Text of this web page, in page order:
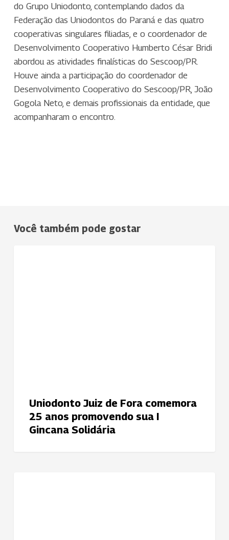
do Grupo Uniodonto, contemplando dados da
Federação das Uniodontos do Paraná e das quatro
cooperativas singulares filiadas, e o coordenador de
Desenvolvimento Cooperativo Humberto César Bridi
abordou as atividades finalísticas do Sescoop/PR.
Houve ainda a participação do coordenador de
Desenvolvimento Cooperativo do Sescoop/PR, João
Gogola Neto, e demais profissionais da entidade, que
acompanharam o encontro.
Você também pode gostar
Solidária
Uniodonto Juiz de Fora comemora
25 anos promovendo sua I
Gincana Solidária